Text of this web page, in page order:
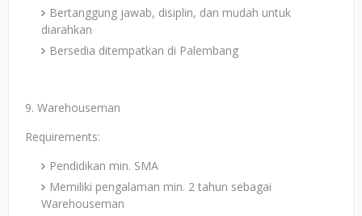
Bertanggung jawab, disiplin, dan mudah untuk
diarahkan
Bersedia ditempatkan di Palembang
9. Warehouseman
Requirements:
Pendidikan min. SMA
Memiliki pengalaman min. 2 tahun sebagai
Warehouseman